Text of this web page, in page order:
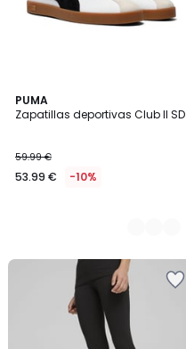
PUMA
Zapatillas deportivas Club II SD
59.99 €
53.99 € -10%
2
Colores